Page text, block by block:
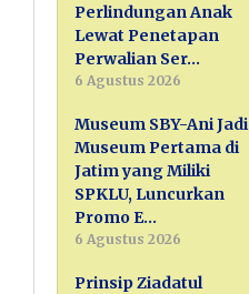
Perlindungan Anak
Lewat Penetapan
Perwalian Ser…
6 Agustus 2026
Museum SBY-Ani Jadi
Museum Pertama di
Jatim yang Miliki
SPKLU, Luncurkan
Promo E…
6 Agustus 2026
Prinsip Ziadatul